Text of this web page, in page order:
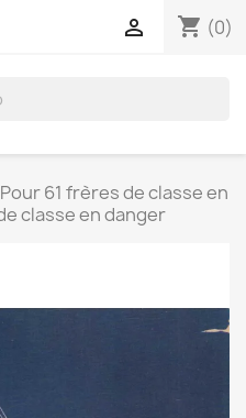
shopping_cart (0)

Pour 61 frères de classe en
classe en danger